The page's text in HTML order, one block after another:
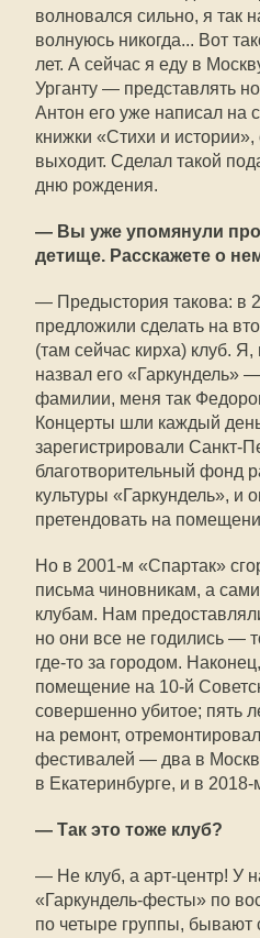
волновался сильно, я так
волнуюсь никогда... Вот
лет. А сейчас я еду в
Урганту — представлять
Антон его уже написал на
книжки «Стихи и истории»,
выходит. Сделал такой
дню рождения.
— Вы уже упомянули про
детище. Расскажете о
— Предыстория такова: в
предложили сделать на
(там сейчас кирха) клуб. Я,
назвал его «Гаркундель»
фамилии, меня так
Концерты шли каждый
зарегистрировали Санкт-
благотворительный фонд
культуры «Гаркундель», и
претендовать на
Но в 2001-м «Спартак»
письма чиновникам, а
клубам. Нам
но они все не годились —
где-то за городом.
помещение на 10-й
совершенно убитое; пять
на ремонт,
фестивалей — два в
в Екатеринбурге, и в 2018-
— Так это тоже клуб?
— Не клуб, а арт-центр! У
«Гаркундель-фесты» по
по четыре группы, бывают